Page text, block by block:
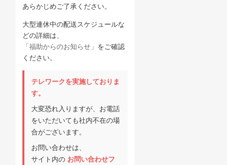
あらかじめご了承ください。
大型連休中の配送スケジュールな
どの詳細は、
「福助からのお知らせ」 をご確認
ください。
テレワークを実施しておりま
す。
大変恐れ入りますが、お電話
をいただいても社内不在の場
合がございます。
お問い合わせは、
サイト内の お問い合わせフ